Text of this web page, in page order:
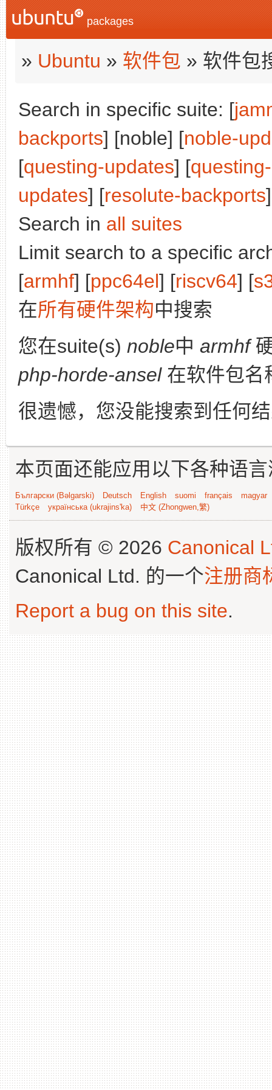
packages
» Ubuntu » 软件包 » 软件包
Search in specific suite: [
backports] [noble] [noble-
[questing-updates] [
updates] [resolute-backports
Search in all suites
Limit search to a specific
[armhf] [ppc64el] [riscv64] [
在所有硬件架构中搜索
您在suite(s) noble中 armhf
php-horde-ansel在软件包名
很遗憾，您没能搜索到任何
本页面还能应用以下各种语
Български (Bəlgarski) Deutsch English suomi français
magyar
Türkçe
українська (ukrajins'ka) 中文 (Zhongwen,繁)
版权所有 © 2026 Canonical
Canonical Ltd. 的一个注册商
Report a bug on this site.